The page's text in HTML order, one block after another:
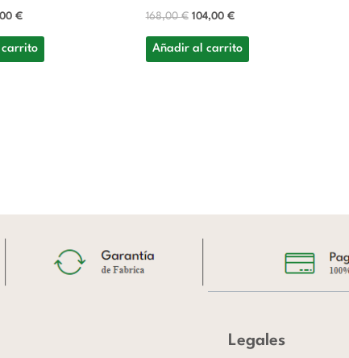
€ 168,00€ 104,00 €
Añadir al carrito
Legales